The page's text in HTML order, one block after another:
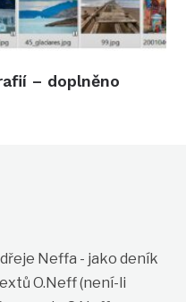
– doplněno
Neffa - jako deník
O.Neff (není-li